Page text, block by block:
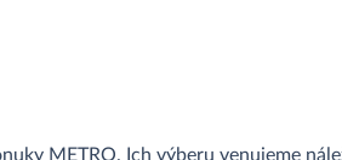
METRO. Ich výberu venujeme